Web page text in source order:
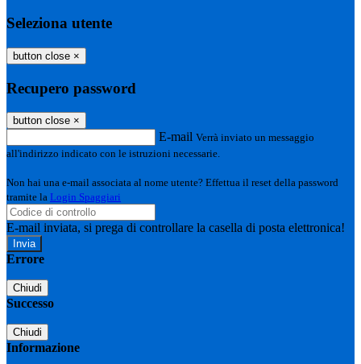
Seleziona utente
button close ×
Recupero password
button close ×
E-mail Verrà inviato un messaggio
all'indirizzo indicato con le istruzioni necessarie.
Non hai una e-mail associata al nome utente? Effettua il reset della password
tramite la Login Spaggiari
E-mail inviata, si prega di controllare la casella di posta elettronica!
Errore
Chiudi
Successo
Chiudi
Informazione